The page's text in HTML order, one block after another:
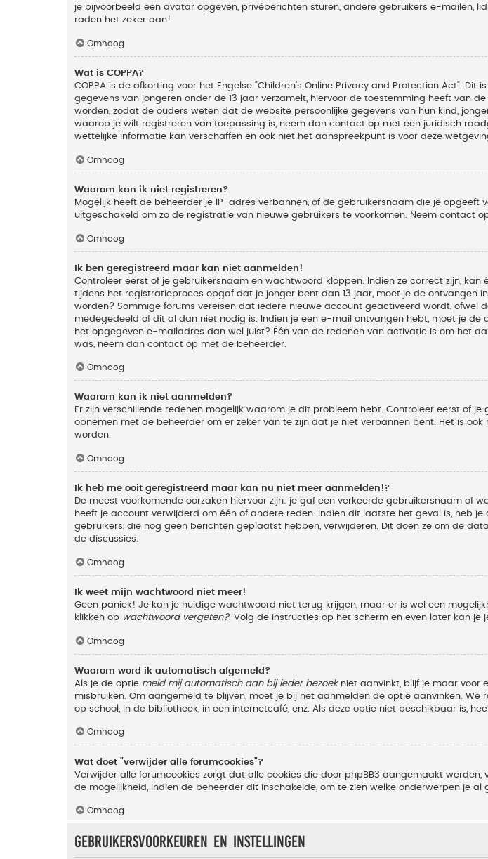
je bijvoorbeeld een avatar opgeven, privéberichten sturen, andere gebruikers e-mailen,
raden het zeker aan!
Omhoog
Wat is COPPA?
COPPA is de afkorting voor het Engelse "Children’s Online Privacy and Protection Act".
gegevens van jongeren onder de 13 jaar verzamelt, hiervoor de toestemming heeft van
worden, zodat de ouders weten dat de website persoonlijke gegevens van hun kind,
waarop je wilt registreren van toepassing is, neem dan contact op met een juridisch
wettelijke informatie kan verschaffen en ook niet het aanspreekpunt is voor deze
Omhoog
Waarom kan ik niet registreren?
Mogelijk heeft de beheerder je IP-adres verbannen, of de gebruikersnaam die je
uitgeschakeld om zo de registratie van nieuwe gebruikers te voorkomen. Neem contact
Omhoog
Ik ben geregistreerd maar kan niet aanmelden!
Controleer eerst of je gebruikersnaam en wachtwoord kloppen. Indien ze correct zijn,
tijdens het registratieproces opgaf dat je jonger bent dan 13 jaar, moet je de ontvangen
worden? Sommige forums vereisen dat iedere nieuwe account geactiveerd wordt, ofwel
medegedeeld of dit al dan niet nodig is. Indien je een e-mail ontvangen hebt, moet je
het opgegeven e-mailadres dan wel juist? Één van de redenen van activatie is om het
was, neem dan contact op met de beheerder.
Omhoog
Waarom kan ik niet aanmelden?
Er zijn verschillende redenen mogelijk waarom je dit probleem hebt. Controleer eerst of
opnemen met de beheerder om er zeker van te zijn dat je niet verbannen bent. Het is
worden.
Omhoog
Ik heb me ooit geregistreerd maar kan nu niet meer aanmelden!?
De meest voorkomende oorzaken hiervoor zijn: je gaf een verkeerde gebruikersnaam
heeft je account verwijderd om één of andere reden. Indien dit laatste het geval is, heb
gebruikers, die nog geen berichten geplaatst hebben, verwijderen. Dit doen ze om de
de discussies.
Omhoog
Ik weet mijn wachtwoord niet meer!
Geen paniek! Je kan je huidige wachtwoord niet terug krijgen, maar er is wel een
klikken op wachtwoord vergeten?. Volg de instructies op het scherm en even later kan je
Omhoog
Waarom word ik automatisch afgemeld?
Als je de optie meld mij automatisch aan bij ieder bezoekniet aanvinkt, blijf je maar voor
misbruiken. Om aangemeld te blijven, moet je bij het aanmelden de optie aanvinken.
op school, in de bibliotheek, in een internetcafé, enz. Als deze optie niet beschikbaar is,
Omhoog
Wat doet "verwijder alle forumcookies"?
Verwijder alle forumcookies zorgt dat alle cookies die door phpBB3 aangemaakt
de mogelijkheid, indien de beheerder dit inschakelde, om te zien welke onderwerpen je al
Omhoog
Gebruikersvoorkeuren en instellingen